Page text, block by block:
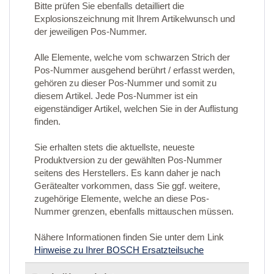
Bitte prüfen Sie ebenfalls detailliert die
Explosionszeichnung mit Ihrem Artikelwunsch und
der jeweiligen Pos-Nummer.
Alle Elemente, welche vom schwarzen Strich der
Pos-Nummer ausgehend berührt / erfasst werden,
gehören zu dieser Pos-Nummer und somit zu
diesem Artikel. Jede Pos-Nummer ist ein
eigenständiger Artikel, welchen Sie in der Auflistung
finden.
Sie erhalten stets die aktuellste, neueste
Produktversion zu der gewählten Pos-Nummer
seitens des Herstellers. Es kann daher je nach
Gerätealter vorkommen, dass Sie ggf. weitere,
zugehörige Elemente, welche an diese Pos-
Nummer grenzen, ebenfalls mittauschen müssen.
Nähere Informationen finden Sie unter dem Link
Hinweise zu Ihrer BOSCH Ersatzteilsuche